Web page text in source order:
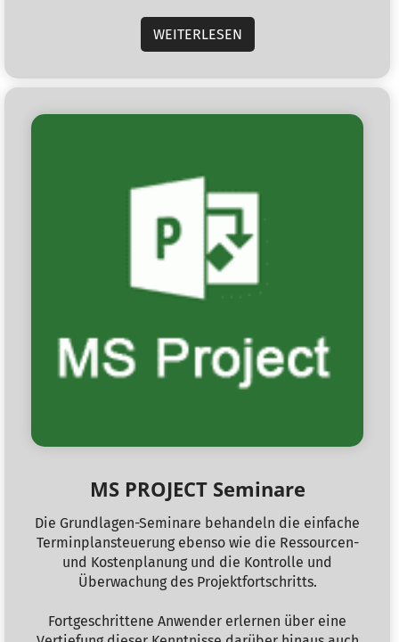
WEITERLESEN
MS PROJECT Seminare
Die Grundlagen-Seminare behandeln die einfache
Terminplansteuerung ebenso wie die Ressourcen-
und Kostenplanung und die Kontrolle und
Überwachung des Projektfortschritts.
Fortgeschrittene Anwender erlernen über eine